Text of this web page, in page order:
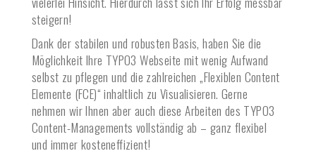
steigern!
Dank der stabilen und robusten Basis, haben Sie die
Möglichkeit Ihre TYPO3 Webseite mit wenig Aufwand
selbst zu pflegen und die zahlreichen „Flexiblen Content
Elemente (FCE)“ inhaltlich zu Visualisieren. Gerne
nehmen wir Ihnen aber auch diese Arbeiten des TYPO3
Content-Managements vollständig ab – ganz flexibel
und immer kosteneffizient!